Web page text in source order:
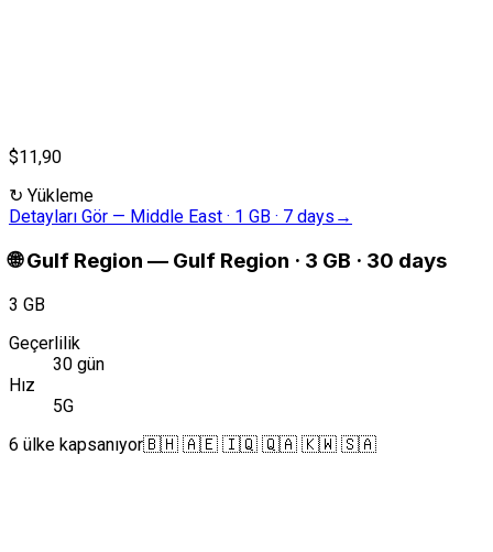
$11,90
↻ Yükleme
Detayları Gör — Middle East · 1 GB · 7 days →
🌐 Gulf Region — Gulf Region · 3 GB · 30 days
3 GB
Geçerlilik
30 gün
Hız
5G
6 ülke kapsanıyor🇧🇭 🇦🇪 🇮🇶 🇶🇦 🇰🇼 🇸🇦